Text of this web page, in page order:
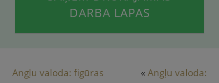
DARBA LAPAS
Angļu valoda: figūras
«Angļu valoda: